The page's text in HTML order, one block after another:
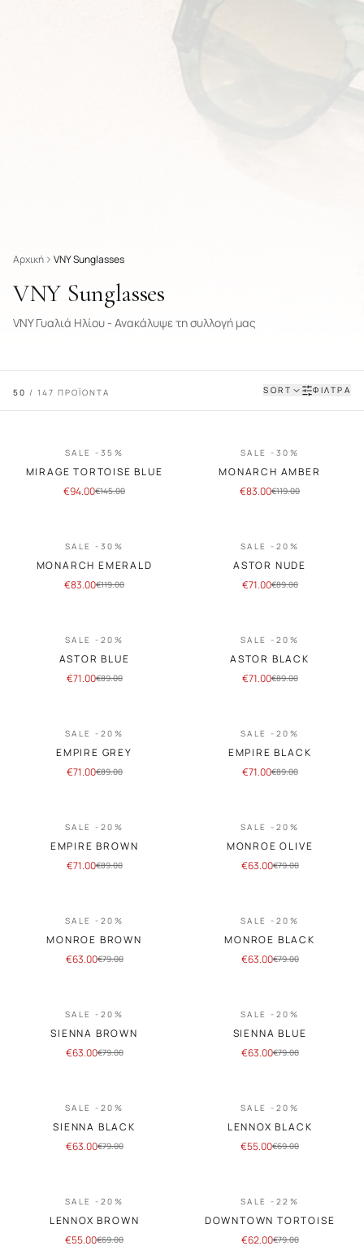
Αρχική VNY Sunglasses
VNY Sunglasses
VNY Γυαλιά Ηλίου - Ανακάλυψε τη συλλογή μας
50 / 147 ΠΡΟΪΟΝΤΑ SORT ΦΙΛΤΡΑ
SALE -35%
MIRAGE TORTOISE BLUE
€94.00€145.00
SALE -30%
MONARCH AMBER
€83.00€119.00
SALE -30%
MONARCH EMERALD
€83.00€119.00
SALE -20%
ASTOR NUDE
€71.00€89.00
SALE -20%
ASTOR BLUE
€71.00€89.00
SALE -20%
ASTOR BLACK
€71.00€89.00
SALE -20%
EMPIRE GREY
€71.00€89.00
SALE -20%
EMPIRE BLACK
€71.00€89.00
SALE -20%
EMPIRE BROWN
€71.00€89.00
SALE -20%
MONROE OLIVE
€63.00€79.00
SALE -20%
MONROE BROWN
€63.00€79.00
SALE -20%
MONROE BLACK
€63.00€79.00
SALE -20%
SIENNA BROWN
€63.00€79.00
SALE -20%
SIENNA BLUE
€63.00€79.00
SALE -20%
SIENNA BLACK
€63.00€79.00
SALE -20%
LENNOX BLACK
€55.00€69.00
SALE -20%
LENNOX BROWN
€55.00€69.00
SALE -22%
DOWNTOWN TORTOISE
€62.00€79.00